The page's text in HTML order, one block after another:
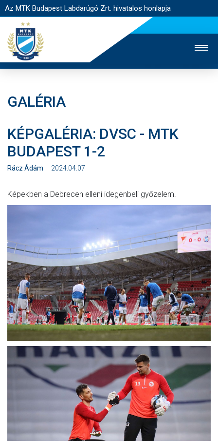
Az MTK Budapest Labdarúgó Zrt. hivatalos honlapja
JEGYÉRTÉKESÍTÉS
WEBSHOP
STADION
EGYESÜLET
HÍREK
MÉRKŐZÉSEK
KLUB
GALÉRIA
SZURKOLÓI ÉLMÉNYEK
AKKREDITÁCIÓ
GALÉRIA
KÉPGALÉRIA: DVSC - MTK
BUDAPEST 1-2
Rácz Ádám 2024.04.07
Képekben a Debrecen elleni idegenbeli győzelem.